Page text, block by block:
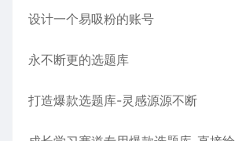
设计一个易吸粉的账号
永不断更的选题库
打造爆款选题库-灵感源源不断